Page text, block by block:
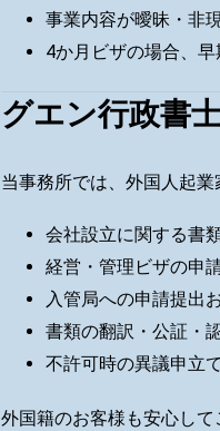
事業内容が曖昧・非
4か月ビザの場合、
グエン行政書
当事務所では、外国人起
会社設立に関する書
経営・管理ビザの申
入管局への申請提出
書類の翻訳・公証・
不許可時の異議申立
外国籍のお客様も安心して